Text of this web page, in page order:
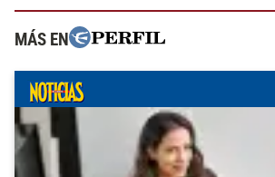
MÁS EN